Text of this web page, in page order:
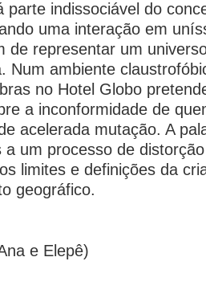
parte indissociável do
uma interação em
de representar um
Num ambiente
no Hotel Globo
a inconformidade de
acelerada mutação. A
a um processo de
limites e definições da
geográfico.
e Elepê)